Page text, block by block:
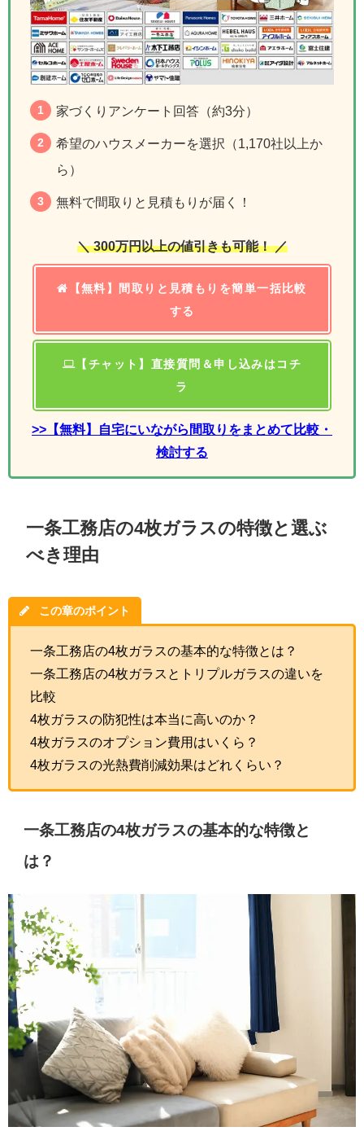
家づくりアンケート回答（約3分）
希望のハウスメーカーを選択（1,170社以上か
ら）
無料で間取りと見積もりが届く！
＼ 300万円以上の値引きも可能！ ／
【無料】間取りと見積もりを簡単一括比較
する
【チャット】直接質問＆申し込みはコチ
ラ
>>【無料】自宅にいながら間取りをまとめて比較・
検討する
一条工務店の4枚ガラスの特徴と選ぶ
べき理由
この章のポイント
一条工務店の4枚ガラスの基本的な特徴とは？
一条工務店の4枚ガラスとトリプルガラスの違いを
比較
4枚ガラスの防犯性は本当に高いのか？
4枚ガラスのオプション費用はいくら？
4枚ガラスの光熱費削減効果はどれくらい？
一条工務店の4枚ガラスの基本的な特徴と
は？